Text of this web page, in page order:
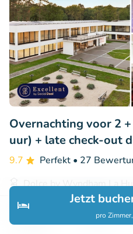
Suchen
Jetzt
pro
Overnachting voor 2
uur) + late check-out
9.7 Perfekt • 27
Dolce by Wyndham La
La Hulpe (11km)
Verkauft: 39